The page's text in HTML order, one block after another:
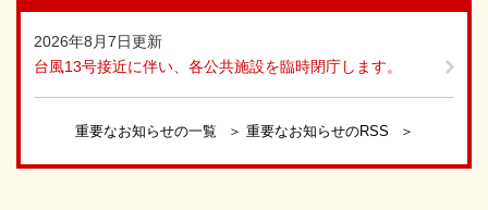
2026年8月7日更新
台風13号接近に伴い、各公共施設を臨時閉庁します。
重要なお知らせの一覧 重要なお知らせのRSS